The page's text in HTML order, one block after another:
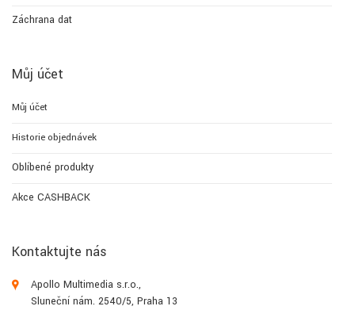
Záchrana dat
Můj účet
Můj účet
Historie objednávek
Oblíbené produkty
Akce CASHBACK
Kontaktujte nás
Apollo Multimedia s.r.o.,
Sluneční nám. 2540/5, Praha 13